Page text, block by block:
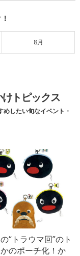
8月
トピックス
したい旬なイベント・
“トラウマ回”のト
のポーチ化！か